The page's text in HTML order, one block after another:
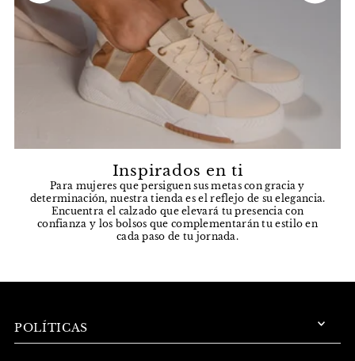
Inspirados en ti
Para mujeres que persiguen sus metas con gracia y
determinación, nuestra tienda es el reflejo de su elegancia.
Encuentra el calzado que elevará tu presencia con
confianza y los bolsos que complementarán tu estilo en
cada paso de tu jornada.
POLÍTICAS